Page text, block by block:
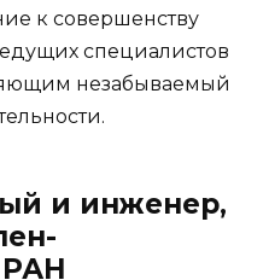
к совершенству
специалистов
незабываемый
и инженер,
РАН